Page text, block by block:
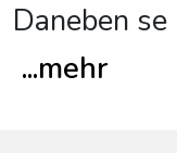
Daneben se
...mehr